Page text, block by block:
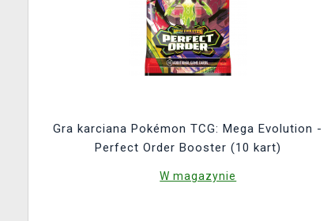
Gra karciana Pokémon TCG: Mega Evolution -
Perfect Order Booster (10 kart)
W magazynie